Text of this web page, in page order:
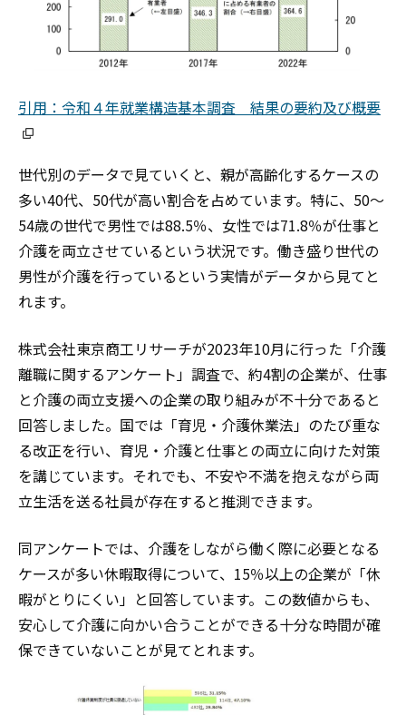
引用：令和４年就業構造基本調査 結果の要約及び概要
世代別のデータで見ていくと、親が高齢化するケースの
多い40代、50代が高い割合を占めています。特に、50～
54歳の世代で男性では88.5％、女性では71.8％が仕事と
介護を両立させているという状況です。働き盛り世代の
男性が介護を行っているという実情がデータから見てと
れます。
株式会社東京商工リサーチが2023年10月に行った「介護
離職に関するアンケート」調査で、約4割の企業が、仕事
と介護の両立支援への企業の取り組みが不十分であると
回答しました。国では「育児・介護休業法」のたび重な
る改正を行い、育児・介護と仕事との両立に向けた対策
を講じています。それでも、不安や不満を抱えながら両
立生活を送る社員が存在すると推測できます。
同アンケートでは、介護をしながら働く際に必要となる
ケースが多い休暇取得について、15％以上の企業が「休
暇がとりにくい」と回答しています。この数値からも、
安心して介護に向かい合うことができる十分な時間が確
保できていないことが見てとれます。